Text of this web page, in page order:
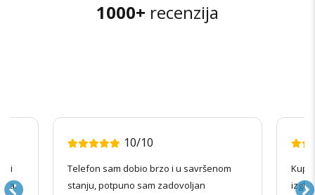
1000+ recenzija
10/10
Telefon sam dobio brzo i u savršenom
stanju, potpuno sam zadovoljan